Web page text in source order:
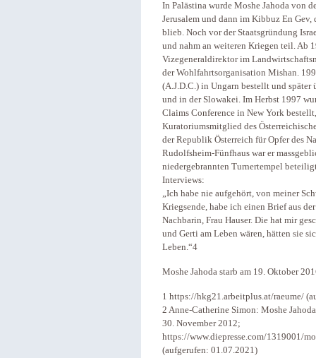
In Palästina wurde Moshe Jahoda von
Jerusalem und dann im Kibbuz En
blieb. Noch vor der Staatsgründung
und nahm an weiteren Kriegen teil. Ab
Vizegeneraldirektor im
der Wohlfahrtsorganisation Mishan.
(A.J.D.C.) in Ungarn bestellt und
und in der Slowakei. Im Herbst 1997
Claims Conference in New York
Kuratoriumsmitglied des
der Republik Österreich für Opfer des
Rudolfsheim-Fünfhaus war er
niedergebrannten Turnertempel
Interviews:
„Ich habe nie aufgehört, von meiner
Kriegsende, habe ich einen Brief aus
Nachbarin, Frau Hauser. Die hat mir
und Gerti am Leben wären, hätten sie
Leben.“4
Moshe Jahoda starb am 19. Oktober
1 https://hkg21.arbeitplus.at/raeume/
2 Anne-Catherine Simon: Moshe
30. November 2012;
https://www.diepresse.com/1319001/
(aufgerufen: 01.07.2021)